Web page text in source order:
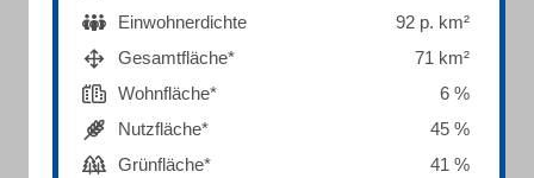
Einwohnerdichte
92 p. km²
Gesamtfläche*
71 km²
Wohnfläche*
6 %
Nutzfläche*
45 %
Grünfläche*
41 %